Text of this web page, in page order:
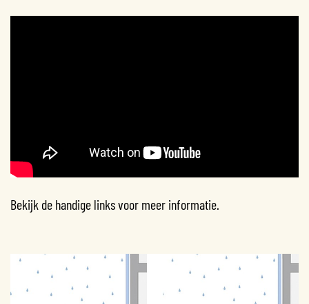
Bekijk de handige links voor meer informatie.